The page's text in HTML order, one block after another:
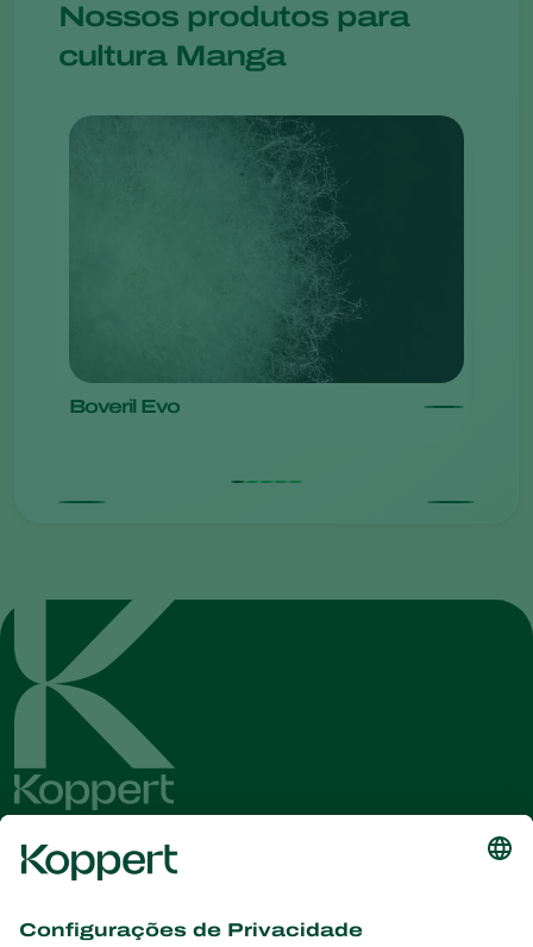
Nossos produtos para
cultura Manga
Boveril Evo
informações